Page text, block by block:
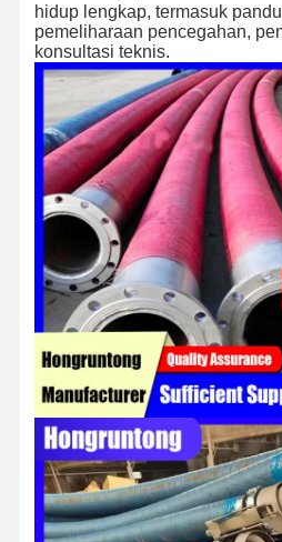
hidup lengkap, termasuk
pemeliharaan pencegahan,
konsultasi teknis.